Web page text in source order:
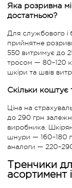
Яка розривна
достатньою?
Для службового і
прийнятне
550 витримує до
тросом — 80–120
шкіри та швів
Скільки коштує
Ціна на
до 290 грн
виробника.
шнури — 160–180
аналоги —
Тренчики
асортимент